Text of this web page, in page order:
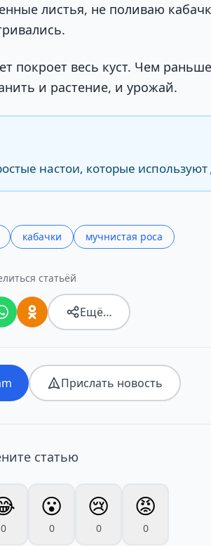
листья, не поливаю
покроет весь куст. Чем
и растение, и урожай.
настои, которые
кабачки мучнистая роса
статьёй
Ещё…
Прислать новость
статью
0
😮
0
😢
0
😡
0